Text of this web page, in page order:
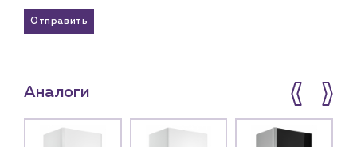
Отправить
Аналоги